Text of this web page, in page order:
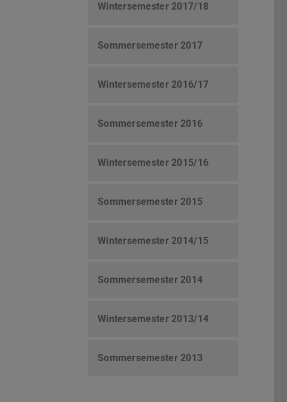
Wintersemester 2017/18
Sommersemester 2017
Wintersemester 2016/17
Sommersemester 2016
Wintersemester 2015/16
Sommersemester 2015
Wintersemester 2014/15
Sommersemester 2014
Wintersemester 2013/14
Sommersemester 2013